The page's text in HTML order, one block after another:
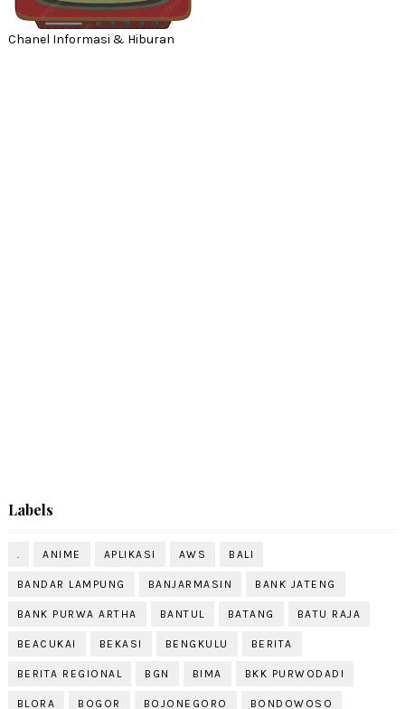
Chanel Informasi & Hiburan
Labels
ANIME APLIKASI AWS BALI
BANDAR LAMPUNG BANJARMASIN BANK JATENG
BANK PURWA ARTHA BANTUL BATANG BATU RAJA
BEACUKAI BEKASI BENGKULU BERITA
BERITA REGIONAL BGN BIMA BKK PURWODADI
BLORA BOGOR BOJONEGORO BONDOWOSO